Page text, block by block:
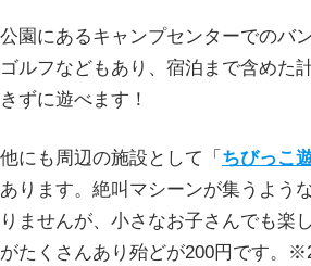
公園にあるキャンプセンターでのバ
ゴルフなどもあり、宿泊まで含めた
きずに遊べます！
他にも周辺の施設として「 ちびっこ
あります。絶叫マシーンが集うよう
りませんが、小さなお子さんでも楽
がたくさんあり殆どが200円です。